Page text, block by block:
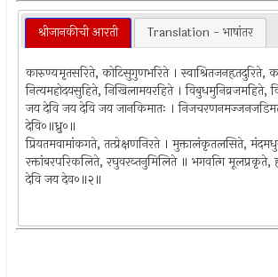
श्रीजानकीची आरती Translation - भाषांतर
कारुण्यमृतसरिते, कोटिसुगुणभरिते । स्वाश्रितजनहृतदुरिते,
नित्यमहोदयसुहिते, निखिलामयरहिते । विबुधमुनिव्रजमहिते,
जय देवि जय देवि जय जानकिमातः ।
देवि०॥ध्रु०॥
प्रियतमवामांकगते, तत्प्रेक्षणनिरते । मुक्तालंकृतलसिते,
रक्तांबरपरिकलिते, रघुवरव्तनुमिलिते ॥ भगवत्गि
देवि जय देव०॥२॥